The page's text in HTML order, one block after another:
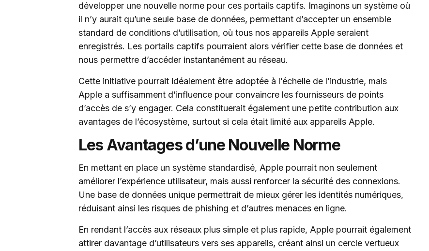
développer une nouvelle norme pour ces portails captifs. Imaginons un système où
il n’y aurait qu’une seule base de données, permettant d’accepter un ensemble
standard de conditions d’utilisation, où tous nos appareils Apple seraient
enregistrés. Les portails captifs pourraient alors vérifier cette base de données et
nous permettre d’accéder instantanément au réseau.
Cette initiative pourrait idéalement être adoptée à l’échelle de l’industrie, mais
Apple a suffisamment d’influence pour convaincre les fournisseurs de points
d’accès de s’y engager. Cela constituerait également une petite contribution aux
avantages de l’écosystème, surtout si cela était limité aux appareils Apple.
Les Avantages d’une Nouvelle Norme
En mettant en place un système standardisé, Apple pourrait non seulement
améliorer l’expérience utilisateur, mais aussi renforcer la sécurité des connexions.
Une base de données unique permettrait de mieux gérer les identités numériques,
réduisant ainsi les risques de phishing et d’autres menaces en ligne.
En rendant l’accès aux réseaux plus simple et plus rapide, Apple pourrait également
attirer davantage d’utilisateurs vers ses appareils, créant ainsi un cercle vertueux